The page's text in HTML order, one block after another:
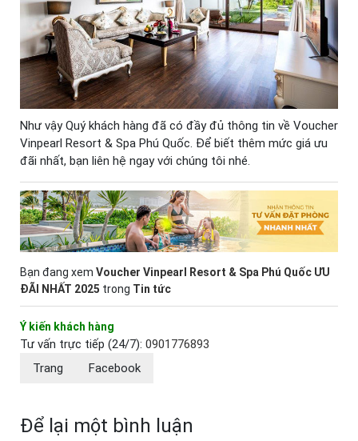
Như vậy Quý khách hàng đã có đầy đủ thông tin về Voucher
Vinpearl Resort & Spa Phú Quốc. Để biết thêm mức giá ưu
đãi nhất, bạn liên hệ ngay với chúng tôi nhé.
Bạn đang xem Voucher Vinpearl Resort & Spa Phú Quốc ƯU
ĐÃI NHẤT 2025 trong Tin tức
Ý kiến khách hàng
Tư vấn trực tiếp (24/7): 0901776893
Trang
Facebook
Để lại một bình luận